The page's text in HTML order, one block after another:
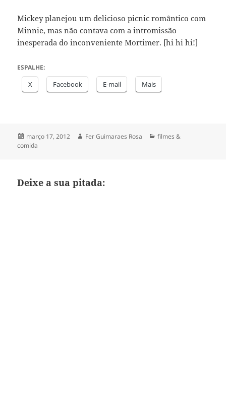
Mickey planejou um delicioso picnic romântico com
Minnie, mas não contava com a intromissão
inesperada do inconveniente Mortimer. [hi hi hi!]
ESPALHE:
X Facebook E-mail Mais
Publicado
em
março 17, 2012 Autor
Fer Guimaraes Rosa Categorias
filmes &
comida
Deixe a sua pitada: